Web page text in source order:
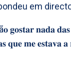
em
𝐠𝐨𝐬𝐭𝐚𝐫 𝐧𝐚𝐝𝐚 𝐝𝐚𝐬
𝐪𝐮𝐞 𝐦𝐞 𝐞𝐬𝐭𝐚𝐯𝐚 𝐚